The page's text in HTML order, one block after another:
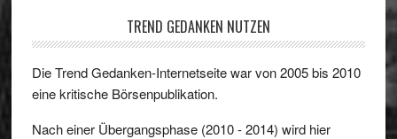
TREND GEDANKEN NUTZEN
Die Trend Gedanken-Internetseite war von 2005 bis 2010
eine kritische Börsenpublikation.
Nach einer Übergangsphase (2010 - 2014) wird hier